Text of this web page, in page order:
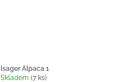
Isager Alpaca 1
Skladem (7 ks)